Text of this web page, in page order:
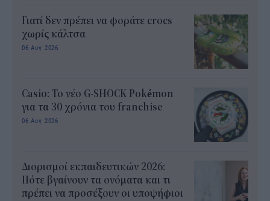
Γιατί δεν πρέπει να φοράτε crocs
χωρίς κάλτσα
06 Αυγ 2026
Casio: Το νέο G-SHOCK Pokémon
για τα 30 χρόνια του franchise
06 Αυγ 2026
Διορισμοί εκπαιδευτικών 2026:
Πότε βγαίνουν τα ονόματα και τι
πρέπει να προσέξουν οι υποψήφιοι